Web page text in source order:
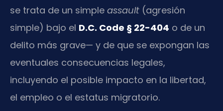
se trata de un simple assault (agresión
simple) bajo el D.C. Code § 22-404 o de un
delito más grave— y de que se expongan las
eventuales consecuencias legales,
incluyendo el posible impacto en la libertad,
el empleo o el estatus migratorio.